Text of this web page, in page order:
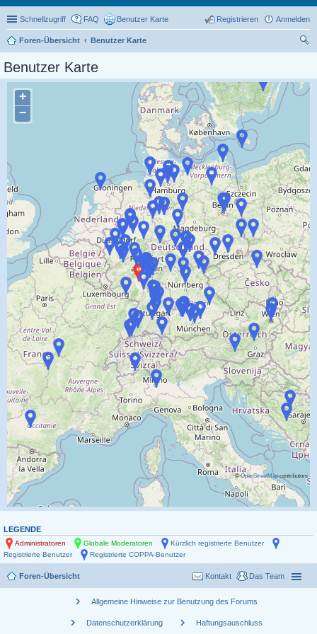
Schnellzugriff FAQ Benutzer Karte Anmelden
Registrieren
Foren-Übersicht
Benutzer Karte
Benutzer Karte
+
−
©OpenStreetMapcontributors
LEGENDE
Administratoren Globale Moderatoren
Kürzlich registrierte Benutzer
Registrierte Benutzer
Registrierte COPPA-Benutzer
Foren-Übersicht Das Team
Kontakt
chevron_right Allgemeine Hinweise zur Benutzung des Forums
chevron_right Datenschutzerklärung chevron_right Haftungsauschluss